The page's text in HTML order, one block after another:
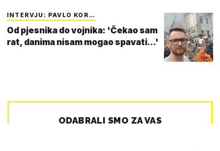
INTERVJU: PAVLO KOR…
Od pjesnika do vojnika: 'Čekao sam
rat, danima nisam mogao spavati...'